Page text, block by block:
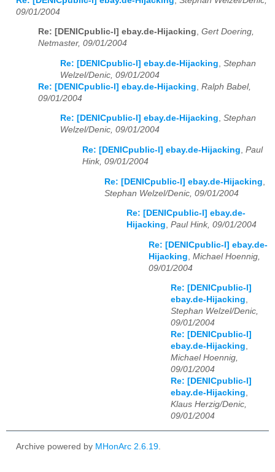
09/01/2004
Re: [DENICpublic-l] ebay.de-Hijacking, Gert Doering,
Netmaster, 09/01/2004
Re: [DENICpublic-l] ebay.de-Hijacking Stephan
Welzel/Denic, 09/01/2004
Re: [DENICpublic-l] ebay.de-Hijacking Ralph Babel,
09/01/2004
Re: [DENICpublic-l] ebay.de-Hijacking, Stephan
Welzel/Denic, 09/01/2004
Re: [DENICpublic-l] ebay.de-Hijacking Paul
Hink, 09/01/2004
Re: [DENICpublic-l] ebay.de-Hijacking
Stephan Welzel/Denic, 09/01/2004
Re: [DENICpublic-l] ebay.de-
Hijacking, Paul Hink, 09/01/2004
Re: [DENICpublic-l] ebay.de-
Hijacking Michael Hoennig,
09/01/2004
Re: [DENICpublic-l]
ebay.de-Hijacking,
Stephan Welzel/Denic,
09/01/2004
Re: [DENICpublic-l]
ebay.de-Hijacking,
Michael Hoennig,
09/01/2004
Re: [DENICpublic-l]
ebay.de-Hijacking,
Klaus Herzig/Denic,
09/01/2004
Archive powered by MHonArc 2.6.19